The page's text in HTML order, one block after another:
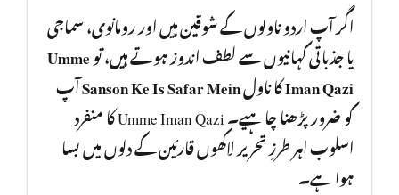
اگر آپ اردو ناولوں کے شوقین ہیں اور رومانوی، سماجی
یا جذباتی کہانیوں سے لطف اندوز ہوتے ہیں، توUmme
Iman Qaziکا ناولSanson Ke Is Safar Meinآپ
کو ضرور پڑھنا چا ہیے۔ Umme Iman Qazi کا منفرد
اسلوب اہر طرزِ تحریر لاکھوں قارئین کے دلوں میں بسا
ہوا ہے۔